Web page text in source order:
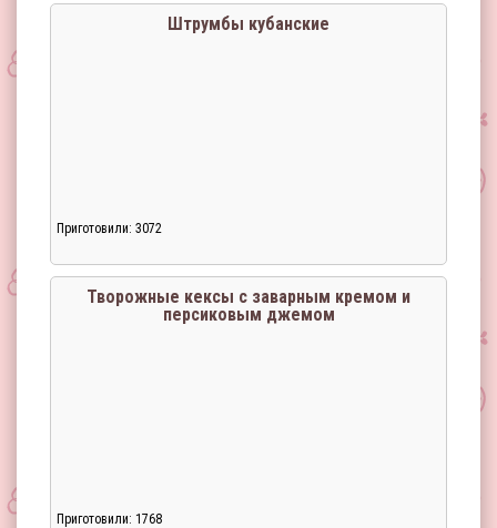
Штрумбы кубанские
Приготовили: 3072
Творожные кексы с заварным кремом и
персиковым джемом
Приготовили: 1768